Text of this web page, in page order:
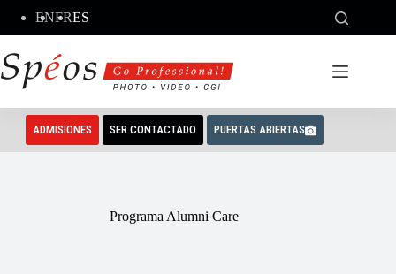
contenido
ENFRES
ADMISIONES SER CONTACTADO PUERTAS ABIERTAS
Programa Alumni Care